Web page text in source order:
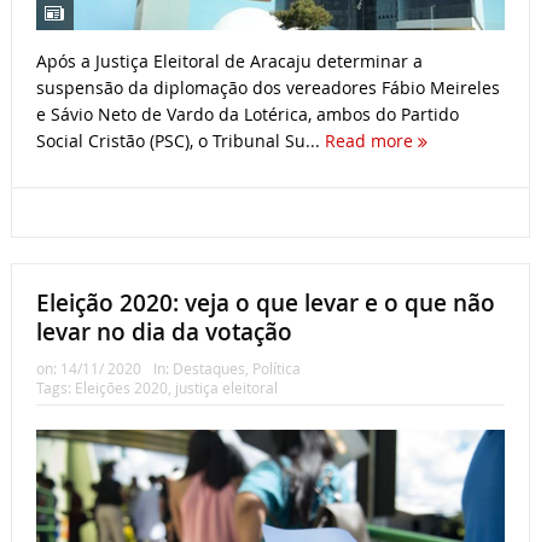
Após a Justiça Eleitoral de Aracaju determinar a
suspensão da diplomação dos vereadores Fábio Meireles
e Sávio Neto de Vardo da Lotérica, ambos do Partido
Social Cristão (PSC), o Tribunal Su... Read more
Eleição 2020: veja o que levar e o que não
levar no dia da votação
on: 14/11/ 2020 In: Destaques Política
Tags: Eleições 2020 justiça eleitoral